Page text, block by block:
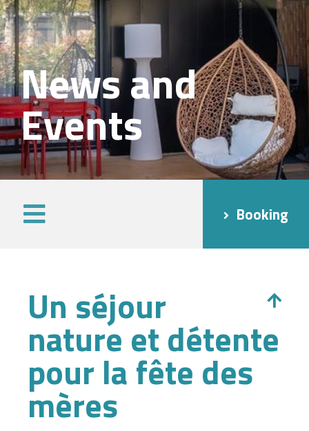
News and
Events
Booking
Un séjour
nature et détente
pour la fête des
mères